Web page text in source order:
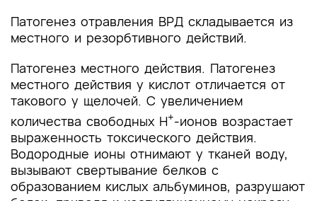
Патогенез отравления ВРД складывается из
местного и резорбтивного действий.
Патогенез местного действия. Патогенез
местного действия у кислот отличается от
такового у щелочей. С увеличением
количества свободных Н+-ионов возрастает
выраженность токсического действия.
Водородные ионы отнимают у тканей воду,
вызывают свертывание белков с
образованием кислых альбуминов, разрушают